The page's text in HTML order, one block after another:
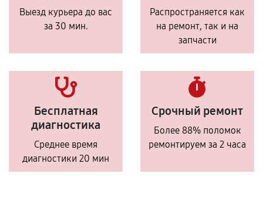
Выезд курьера до вас
за 30 мин.
Распространяется как
на ремонт, так и на
запчасти
Бесплатная
диагностика
Среднее время
диагностики 20 мин
Срочный ремонт
Более 88% поломок
ремонтируем за 2 часа